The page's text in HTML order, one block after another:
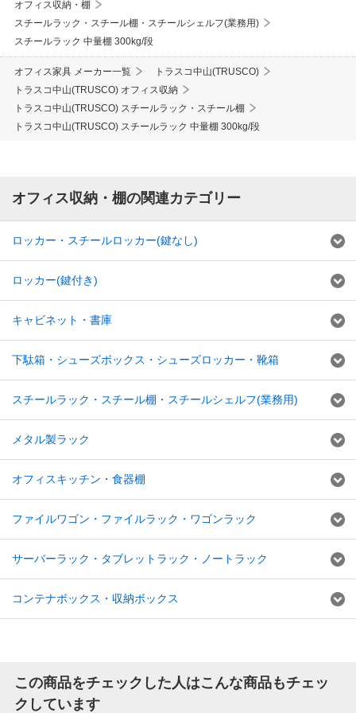
オフィス収納・棚
スチールラック・スチール棚・スチールシェルフ(業務用)
スチールラック 中量棚 300kg/段
オフィス家具 メーカー一覧
トラスコ中山(TRUSCO)
トラスコ中山(TRUSCO) オフィス収納
トラスコ中山(TRUSCO) スチールラック・スチール棚
トラスコ中山(TRUSCO) スチールラック 中量棚 300kg/段
オフィス収納・棚の関連カテゴリー
ロッカー・スチールロッカー(鍵なし)
ロッカー(鍵付き)
キャビネット・書庫
下駄箱・シューズボックス・シューズロッカー・靴箱
スチールラック・スチール棚・スチールシェルフ(業務用)
メタル製ラック
オフィスキッチン・食器棚
ファイルワゴン・ファイルラック・ワゴンラック
サーバーラック・タブレットラック・ノートラック
コンテナボックス・収納ボックス
この商品をチェックした人はこんな商品もチェッ
クしています